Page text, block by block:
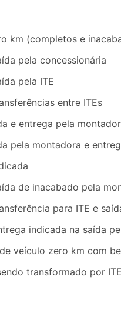
km (completos e
pela concessionária
pela ITE
entre ITEs
e entrega pela
pela montadora e
de inacabado pela
para ITE e
indicada na saída
veículo zero km com
transformado por